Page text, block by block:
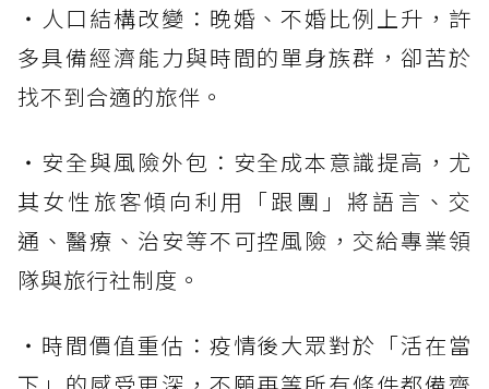
・人口結構改變：晚婚、不婚比例上升，許
多具備經濟能力與時間的單身族群，卻苦於
找不到合適的旅伴。
・安全與風險外包：安全成本意識提高，尤
其女性旅客傾向利用「跟團」將語言、交
通、醫療、治安等不可控風險，交給專業領
隊與旅行社制度。
・時間價值重估：疫情後大眾對於「活在當